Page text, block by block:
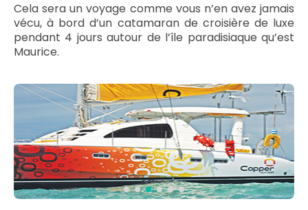
Cela sera un voyage comme vous n’en avez jamais
vécu, à bord d’un catamaran de croisière de luxe
pendant 4 jours autour de l’île paradisiaque qu’est
Maurice.